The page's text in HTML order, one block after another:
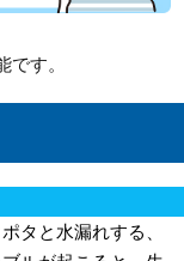
す。
タと水漏れする、